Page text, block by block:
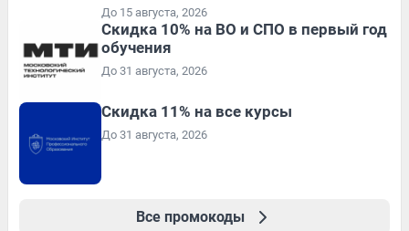
До 15 августа, 2026
Скидка 10% на ВО и СПО в первый год
обучения
До 31 августа, 2026
Скидка 11% на все курсы
До 31 августа, 2026
Все промокоды